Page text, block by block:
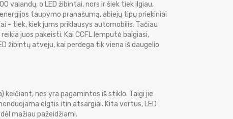
valandų, o LED žibintai, nors ir šiek tiek ilgiau,
taupymo pranašumą, abiejų tipų priekiniai
- tiek, kiek jums priklausys automobilis. Tačiau
juos pakeisti. Kai CCFL lemputė baigiasi,
žibintų atveju, kai perdega tik viena iš daugelio
keičiant, nes yra pagamintos iš stiklo. Taigi jie
elgtis itin atsargiai. Kita vertus, LED
mažiau pažeidžiami.